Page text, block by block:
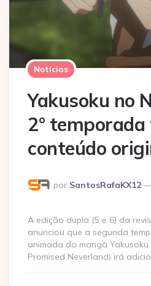
Notícias
Yakusoku no
2°
conteúdo
Postado
por
por SantosRafaKX12
A edição dupla (5 e 6) da
anunciou que a segunda
animada do mangá
Promised Neverland) irá